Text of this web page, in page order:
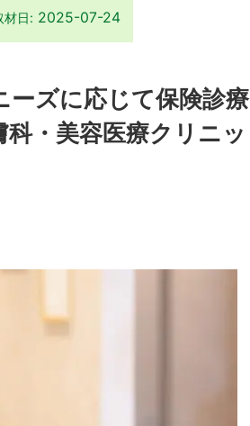
材日: 2025-07-24
ーズに応じて保険診療
・美容医療クリニッ